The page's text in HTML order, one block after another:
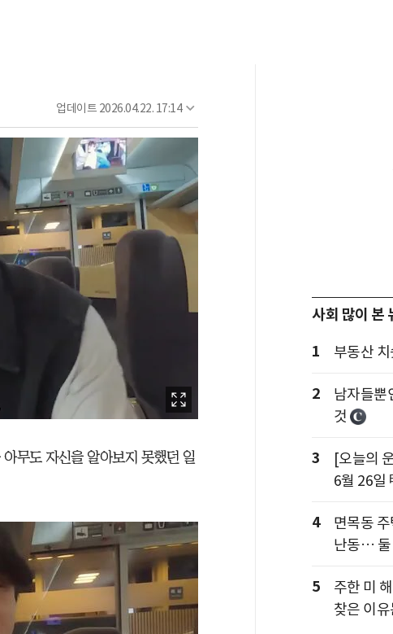
업데이트 2026.04.22. 17:14
무도 자신을 알아보지 못했던 일
사회 많이 본
1
부동산
2
남자들뿐
것
3
[오늘의
6월 26일
4
면목동
난동… 둘
5
주한 미
찾은 이